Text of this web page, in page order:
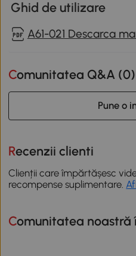
Ghid de utilizare
A61-021 Descarca
Comunitatea Q&A (0)
Pune o
Recenzii clienti
Clienții care împărtășesc
recompense suplimentare.
Comunitatea